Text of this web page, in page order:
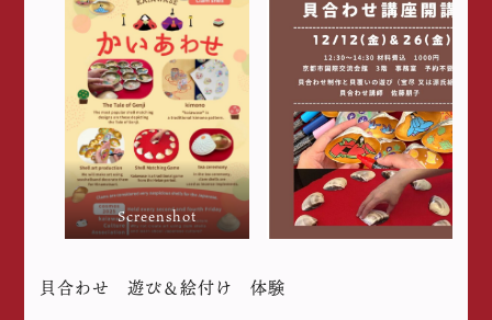
Screenshot
貝合わせ 遊び＆絵付け 体験